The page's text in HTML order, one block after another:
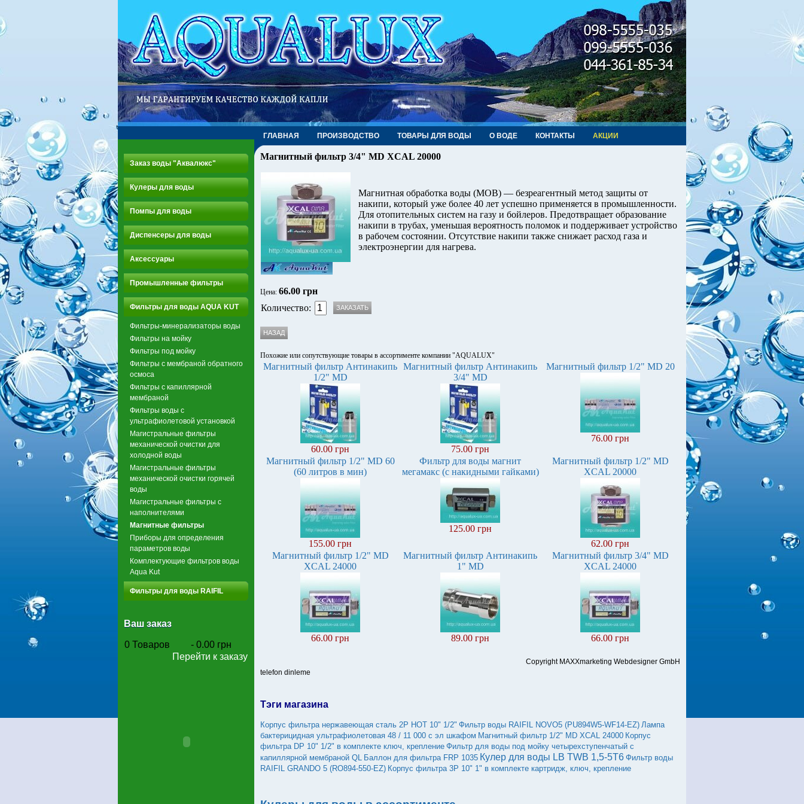
ГЛАВНАЯ ПРОИЗВОДСТВО ТОВАРЫ ДЛЯ ВОДЫ О ВОДЕ КОНТАКТЫ АКЦИИ
Заказ воды "Аквалюкс"
Кулеры для воды
Помпы для воды
Диспенсеры для воды
Аксессуары
Промышленные фильтры
Фильтры для воды AQUA KUT
Фильтры-минерализаторы воды
Фильтры на мойку
Фильтры под мойку
Фильтры с мембраной обратного
осмоса
Фильтры с капиллярной
мембраной
Фильтры воды с
ультрафиолетовой установкой
Магистральные фильтры
механической очистки для
холодной воды
Магистральные фильтры
механической очистки горячей
воды
Магистральные фильтры с
наполнителями
Магнитные фильтры
Приборы для определения
параметров воды
Комплектующие фильтров воды
Aqua Kut
Фильтры для воды RAIFIL
Ваш заказ
0 Товаров - 0.00 грн
Перейти к заказу
Магнитный фильтр 3/4" MD XCAL 20000
Магнитная обработка воды (МОВ) — безреагентный метод защиты от
накипи, который уже более 40 лет успешно применяется в промышленности.
Для отопительных систем на газу и бойлеров. Предотвращает образование
накипи в трубах, уменьшая вероятность поломок и поддерживает устройство
в рабочем состоянии. Отсутствие накипи также снижает расход газа и
электроэнергии для нагрева.
Цена: 66.00 грн
Количество:
Похожие или сопутствующие товары в ассортименте компании "AQUALUX"
Магнитный фильтр Антинакипь
1/2" MD
60.00 грн
Магнитный фильтр Антинакипь
3/4" MD
75.00 грн
Магнитный фильтр 1/2" MD 20
76.00 грн
Магнитный фильтр 1/2" MD 60
(60 литров в мин)
155.00 грн
Фильтр для воды магнит
мегамакс (с накидными гайками)
125.00 грн
Магнитный фильтр 1/2" MD
XCAL 20000
62.00 грн
Магнитный фильтр 1/2" MD
XCAL 24000
66.00 грн
Магнитный фильтр Антинакипь
1" MD
89.00 грн
Магнитный фильтр 3/4" MD
XCAL 24000
66.00 грн
Copyright MAXXmarketing Webdesigner GmbH
telefon dinleme
Тэги магазина
Корпус фильтра нержавеющая сталь 2Р HOT 10" 1/2" Фильтр воды RAIFIL NOVO5 (PU894W5-WF14-EZ) Лампа
бактерицидная ультрафиолетовая 48 / 11 000 с эл шкафом Магнитный фильтр 1/2" MD XCAL 24000 Корпус
фильтра DP 10" 1/2" в комплекте ключ, крепление Фильтр для воды под мойку четырехступенчатый с
капиллярной мембраной QL Баллон для фильтра FRP 1035 Кулер для воды LB TWB 1,5-5Т6 Фильтр воды
RAIFIL GRANDO 5 (RO894-550-EZ) Корпус фильтра 3Р 10" 1" в комплекте картридж, ключ, крепление